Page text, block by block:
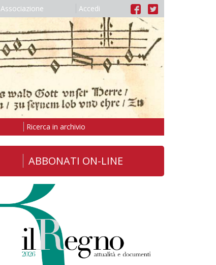
Associazione Accedi
Ricerca in archivio
ABBONATI ON-LINE